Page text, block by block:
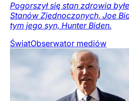
Pogorszył się stan zdrowia
Stanów Zjednoczonych, Joe
tym jego syn, Hunter Biden.
ŚwiatObserwator mediów